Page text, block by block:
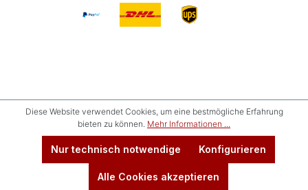
Diese Website verwendet Cookies, um eine bestmögliche Erfahrung
bieten zu können. Mehr Informationen ...
Nur technisch notwendige Konfigurieren
Alle Cookies akzeptieren